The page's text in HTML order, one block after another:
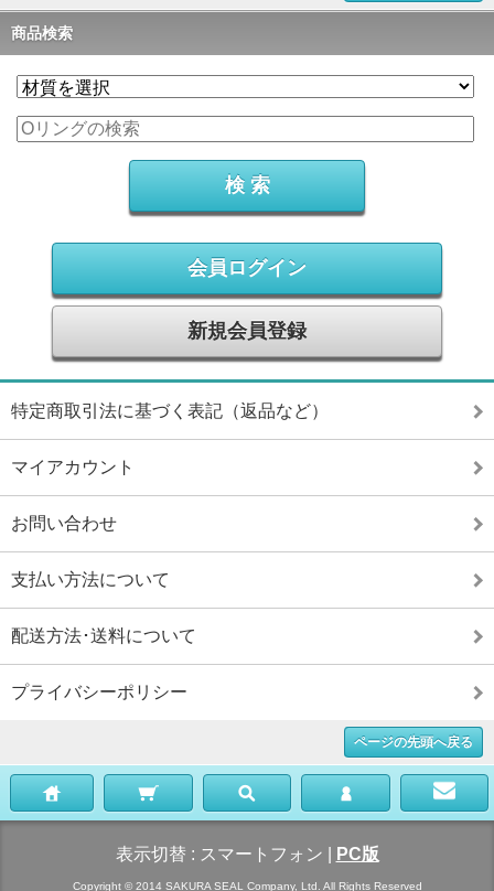
商品検索
会員ログイン
新規会員登録
特定商取引法に基づく表記（返品など）
マイアカウント
お問い合わせ
支払い方法について
配送方法･送料について
プライバシーポリシー
ページの先頭へ戻る
表示切替 : スマートフォン PC版
Copyright © 2014 SAKURA SEAL Company, Ltd. All Rights Reserved